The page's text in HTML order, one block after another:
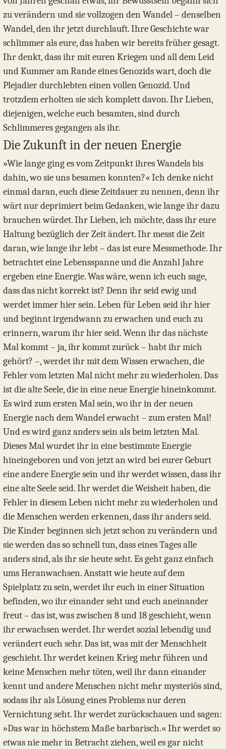
zu verändern und sie vollzogen den Wandel – denselben
Wandel, den ihr jetzt durchlauft. Ihre Geschichte war
schlimmer als eure, das haben wir bereits früher gesagt.
Ihr denkt, dass ihr mit euren Kriegen und all dem Leid
und Kummer am Rande eines Genozids wart, doch die
Plejadier durchlebten einen vollen Genozid. Und
trotzdem erholten sie sich komplett davon. Ihr Lieben,
diejenigen, welche euch besamten, sind durch
Schlimmeres gegangen als ihr.
Die Zukunft in der neuen Energie
»Wie lange ging es vom Zeitpunkt ihres Wandels bis
dahin, wo sie uns besamen konnten?« Ich denke nicht
einmal daran, euch diese Zeitdauer zu nennen, denn ihr
wärt nur deprimiert beim Gedanken, wie lange ihr dazu
brauchen würdet. Ihr Lieben, ich möchte, dass ihr eure
Haltung bezüglich der Zeit ändert. Ihr messt die Zeit
daran, wie lange ihr lebt – das ist eure Messmethode. Ihr
betrachtet eine Lebensspanne und die Anzahl Jahre
ergeben eine Energie. Was wäre, wenn ich euch sage,
dass das nicht korrekt ist? Denn ihr seid ewig und
werdet immer hier sein. Leben für Leben seid ihr hier
und beginnt irgendwann zu erwachen und euch zu
erinnern, warum ihr hier seid. Wenn ihr das nächste
Mal kommt – ja, ihr kommt zurück – habt ihr mich
gehört? –, werdet ihr mit dem Wissen erwachen, die
Fehler vom letzten Mal nicht mehr zu wiederholen. Das
ist die alte Seele, die in eine neue Energie hineinkommt.
Es wird zum ersten Mal sein, wo ihr in der neuen
Energie nach dem Wandel erwacht – zum ersten Mal!
Und es wird ganz anders sein als beim letzten Mal.
Dieses Mal wurdet ihr in eine bestimmte Energie
hineingeboren und von jetzt an wird bei eurer Geburt
eine andere Energie sein und ihr werdet wissen, dass ihr
eine alte Seele seid. Ihr werdet die Weisheit haben, die
Fehler in diesem Leben nicht mehr zu wiederholen und
die Menschen werden erkennen, dass ihr anders seid.
Die Kinder beginnen sich jetzt schon zu verändern und
sie werden das so schnell tun, dass eines Tages alle
anders sind, als ihr sie heute seht. Es geht ganz einfach
ums Heranwachsen. Anstatt wie heute auf dem
Spielplatz zu sein, werdet ihr euch in einer Situation
befinden, wo ihr einander seht und euch aneinander
freut – das ist, was zwischen 8 und 18 geschieht, wenn
ihr erwachsen werdet. Ihr werdet sozial lebendig und
verändert euch sehr. Das ist, was mit der Menschheit
geschieht. Ihr werdet keinen Krieg mehr führen und
keine Menschen mehr töten, weil ihr dann einander
kennt und andere Menschen nicht mehr mysteriös sind,
sodass ihr als Lösung eines Problems nur deren
Vernichtung seht. Ihr werdet zurückschauen und sagen:
»Das war in höchstem Maße barbarisch.« Ihr werdet so
etwas nie mehr in Betracht ziehen, weil es gar nicht